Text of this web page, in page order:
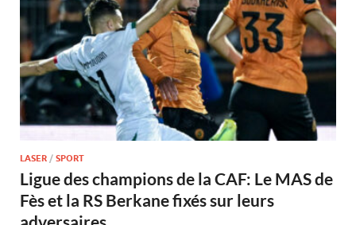
LASER / SPORT
Ligue des champions de la CAF: Le MAS de
Fès et la RS Berkane fixés sur leurs